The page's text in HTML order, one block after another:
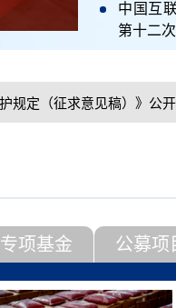
国家科学技
中国互
第十二
规定（征求意见稿）》公开
规定（征求意见稿）》公
专项基金 公募项